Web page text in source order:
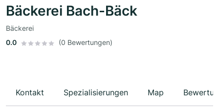
Bäckerei Bach-Bäck
Bäckerei
0.0
(0 Bewertungen)
Kontakt Spezialisierungen Map